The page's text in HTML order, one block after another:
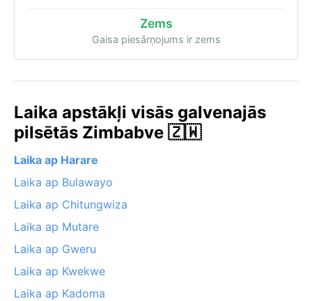
Zems
Gaisa piesārņojums ir zems
Laika apstākļi visās galvenajās
pilsētās Zimbabve 🇿🇼
Laika ap Harare
Laika ap Bulawayo
Laika ap Chitungwiza
Laika ap Mutare
Laika ap Gweru
Laika ap Kwekwe
Laika ap Kadoma